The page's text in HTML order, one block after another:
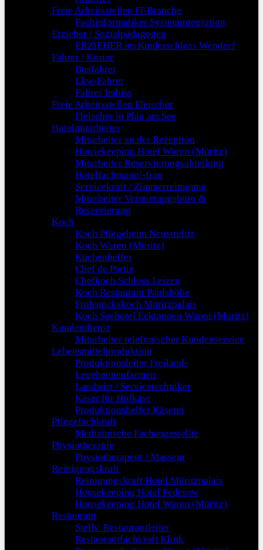
Freie Arbeitsstellen IT-Branche
Fachinformatiker Systemintegration
Erzieher / Sozialpädagogen
ERZIEHER im Kinderschloss Wendorf
Fahrer / Kurier
Busfahrer
Lkw-Fahrer
Fahrer Imbiss
Freie Arbeitsstellen Fleischer
Fleischer in Plau am See
Hotelmitarbeiter
Mitarbeiter an der Rezeption
Housekeeping Hotel Waren (Müritz)
Mitarbeiter Reservierungsabteilung
Hotelfachmann/-frau
Servicekraft / Zimmerreinigung
Mitarbeiter Vermietungsbüro &
Reservierung
Koch
Koch Pflegeheim Neustrelitz
Koch Waren (Müritz)
Küchenhelfer
Chef de Partie
Chefkoch Schloss Leizen
Koch Restaurant Paulshöhe
Frühstückskoch Müritzpalais
Koch Seehotel Ecktannen Waren (Müritz)
Kundendienst
Mitarbeiter telefonischer Kundenservice
Lebensmittelproduktion
Produktionsleiter Freiland-
Legehennenfarmen
Landwirt / Servicetechniker
Käser für Hofkäse
Produktionshelfer Käserei
Pflegefachkraft
Medizinische Fachangestellte
Physiotherapie
Physiotherapeut / Masseur
Reinigungskraft
Reinigungskraft Hotel Müritzpalais
Housekeeping Hotel Federow
Housekeeping Hotel Waren (Müritz)
Restaurant
Stellv. Restaurantleiter
Restaurantfachkraft Klink